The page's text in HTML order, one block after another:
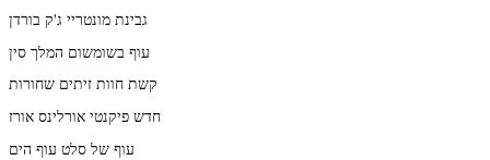
גבינת מונטריי ג'ק בורדן
עוף בשומשום המלך סין
קשת חוות זיתים שחורות
חדש פיקנטי אורלינס אורז
עוף של סלט עוף הים